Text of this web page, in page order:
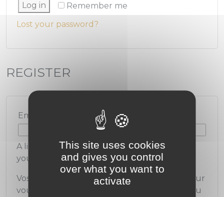
Remember me
Log in
Lost your password?
REGISTER
Email address
A link to set a new password will be sent to
your email address.
Vos données personnelles seront utilisées pour
vous accompagner au cours de votre visite du
This site uses cookies
and gives you control
over what you want to
activate